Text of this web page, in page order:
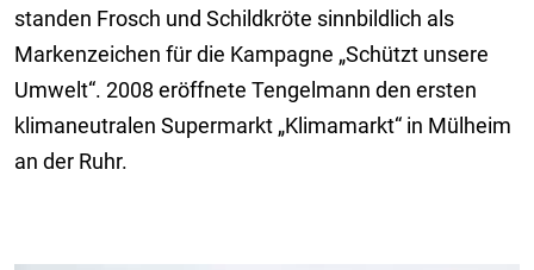
standen Frosch und Schildkröte sinnbildlich als
Markenzeichen für die Kampagne „Schützt unsere
Umwelt“. 2008 eröffnete Tengelmann den ersten
klimaneutralen Supermarkt „Klimamarkt“ in Mülheim
an der Ruhr.